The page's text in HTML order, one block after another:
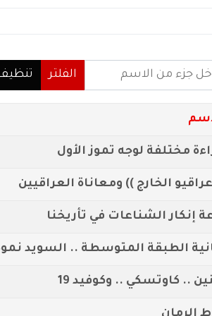
جزء من الاسم
الفلتر
مختلفة لوجه تموز الأول
الخارج )) ومعاناة العراقيين
إنكار الشناعات في تأريخنا
الطبقة المتوسطة .. السويد
.. كاوتسكي .. وكوفيد 19